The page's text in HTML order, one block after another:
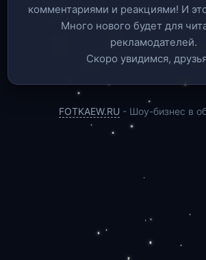
комментариями и реакциями! И
Много нового будет для
рекламодателей.
Скоро увидимся,
FOTKAEW.RU - Шоу-бизнес в